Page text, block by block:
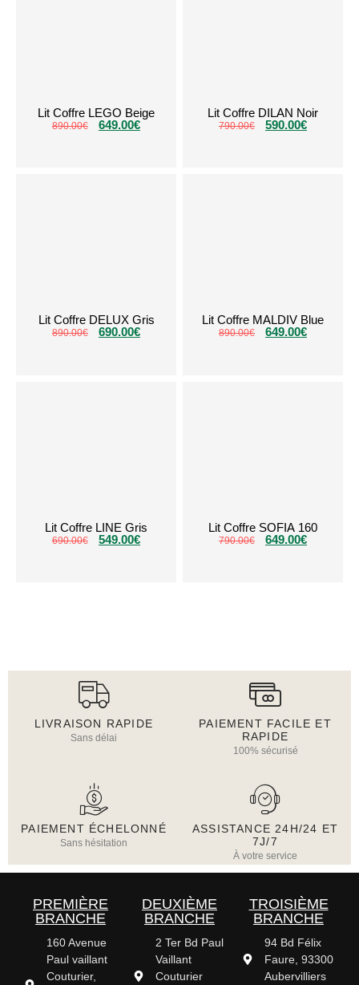
Lit Coffre LEGO Beige
890.00€ 649.00€
Lit Coffre DILAN Noir
790.00€ 590.00€
Lit Coffre DELUX Gris
890.00€ 690.00€
Lit Coffre MALDIV Blue
890.00€ 649.00€
Lit Coffre LINE Gris
690.00€ 549.00€
Lit Coffre SOFIA 160
790.00€ 649.00€
LIVRAISON RAPIDE
Sans délai
PAIEMENT FACILE ET
RAPIDE
100% sécurisé
PAIEMENT ÉCHELONNÉ
Sans hésitation
ASSISTANCE 24H/24 ET
7J/7
À votre service
PREMIÈRE
BRANCHE
160 Avenue
Paul vaillant
Couturier,
DEUXIÈME
BRANCHE
2 Ter Bd Paul
Vaillant
Couturier
TROISIÈME
BRANCHE
94 Bd Félix
Faure, 93300
Aubervilliers